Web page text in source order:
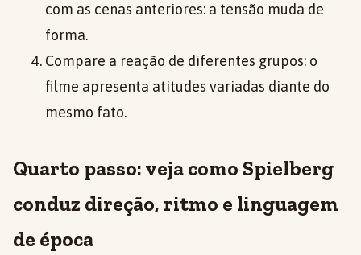
com as cenas anteriores: a tensão muda de
forma.
Compare a reação de diferentes grupos: o
filme apresenta atitudes variadas diante do
mesmo fato.
Quarto passo: veja como Spielberg
conduz direção, ritmo e linguagem
de época